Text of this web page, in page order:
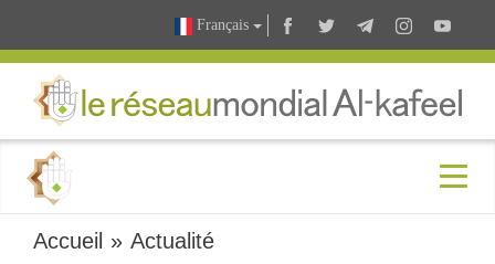
Français
Accueil »Actualité